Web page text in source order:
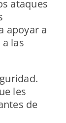
ataques
apoyar a
las
les
de